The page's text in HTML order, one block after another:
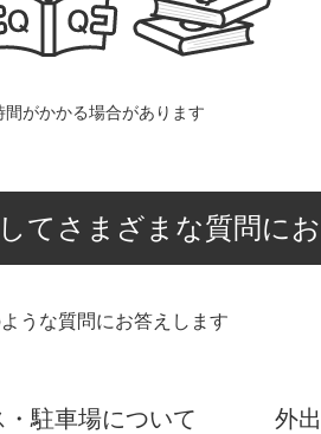
がかかる場合があります
てさまざまな質問に
うな質問にお答えします
・駐車場について 外